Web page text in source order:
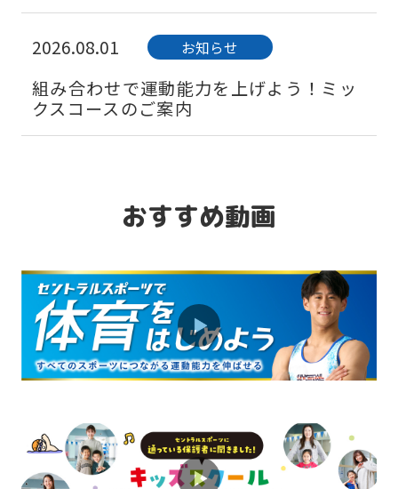
2026.08.01 お知らせ
組み合わせで運動能力を上げよう！ミッ
クスコースのご案内
「習い事デビュー」は水泳から！ベビー
スイミング体験会実施中♪
2026.08.01
保護者インタビュー「幼児期にスタート
して良かったことは？」
体育スクールで運動能力を総合的に伸ば
そう！
おすすめ動画